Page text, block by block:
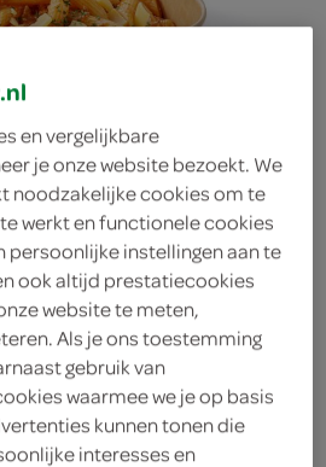
en vergelijkbare
je onze website bezoekt. We
noodzakelijke cookies om te
werkt en functionele cookies
persoonlijke instellingen aan te
ook altijd prestatiecookies
website te meten,
Als je ons toestemming
gebruik van
waarmee we je op basis
kunnen tonen die
interesses en